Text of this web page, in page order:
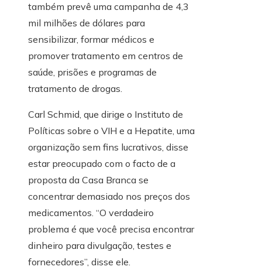
também prevê uma campanha de 4,3
mil milhões de dólares para
sensibilizar, formar médicos e
promover tratamento em centros de
saúde, prisões e programas de
tratamento de drogas.
Carl Schmid, que dirige o Instituto de
Políticas sobre o VIH e a Hepatite, uma
organização sem fins lucrativos, disse
estar preocupado com o facto de a
proposta da Casa Branca se
concentrar demasiado nos preços dos
medicamentos. “O verdadeiro
problema é que você precisa encontrar
dinheiro para divulgação, testes e
fornecedores”, disse ele.